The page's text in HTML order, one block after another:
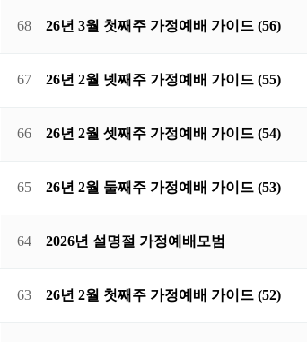
68 26년 3월 첫째주 가정예배 가이드 (56)
67 26년 2월 넷째주 가정예배 가이드 (55)
66 26년 2월 셋째주 가정예배 가이드 (54)
65 26년 2월 둘째주 가정예배 가이드 (53)
64 2026년 설명절 가정예배모범
63 26년 2월 첫째주 가정예배 가이드 (52)